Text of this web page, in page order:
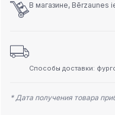
В магазине, Bērzaunes
Способы доставки:
* Дата получения товара